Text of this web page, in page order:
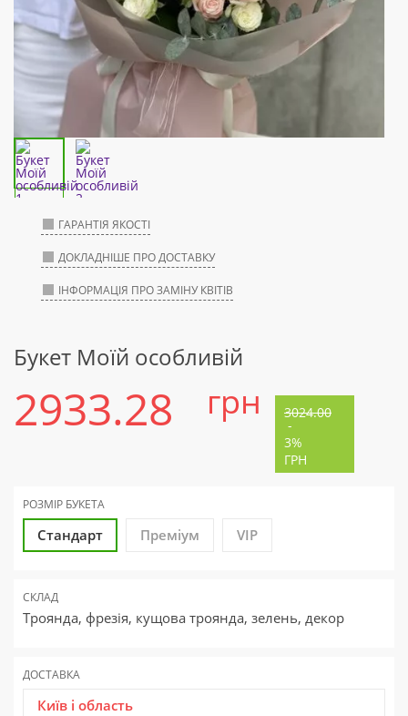
ГАРАНТІЯ ЯКОСТІ
ДОКЛАДНІШЕ ПРО ДОСТАВКУ
ІНФОРМАЦІЯ ПРО ЗАМІНУ КВІТІВ
Букет Моїй особливій
2933.28 грн 3024.00
-
3%
ГРН
РОЗМІР БУКЕТА
Стандарт Преміум VIP
СКЛАД
Троянда, фрезія, кущова троянда, зелень, декор
ДОСТАВКА
Київ і область